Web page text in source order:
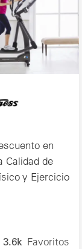
en
Calidad de
y Ejercicio
3.6k Favoritos